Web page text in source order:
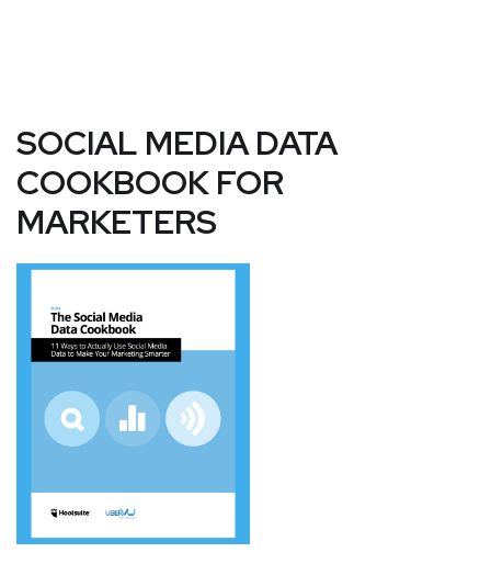
SOCIAL MEDIA DATA
COOKBOOK FOR
MARKETERS